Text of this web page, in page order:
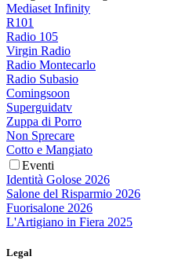
Mediaset Infinity
R101
Radio 105
Virgin Radio
Radio Montecarlo
Radio Subasio
Comingsoon
Superguidatv
Zuppa di Porro
Non Sprecare
Cotto e Mangiato
Eventi
Identità Golose 2026
Salone del Risparmio 2026
Fuorisalone 2026
L'Artigiano in Fiera 2025
Legal